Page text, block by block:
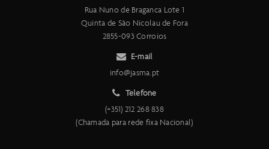
Rua Nuno de Braganca Lote 1
Quinta de São Nicolau de Fora
2855-093 Corroios
E-mail
info@jasma.pt
Telefone
(+351) 212 268 838
(Chamada para rede fixa Nacional)